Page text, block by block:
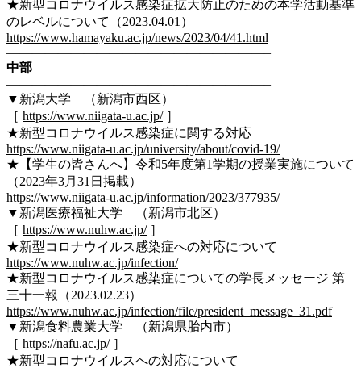
★新型コロナウイルス感染症拡大防止のための本学活動基準
のレベルについて（2023.04.01）
https://www.hamayaku.ac.jp/news/2023/04/41.html
————————————————————–
中部
————————————————————–
▼新潟大学 （新潟市西区）
［ https://www.niigata-u.ac.jp/］
★新型コロナウイルス感染症に関する対応
https://www.niigata-u.ac.jp/university/about/covid-19/
★【学生の皆さんへ】令和5年度第1学期の授業実施について
（2023年3月31日掲載）
https://www.niigata-u.ac.jp/information/2023/377935/
▼新潟医療福祉大学 （新潟市北区）
［ https://www.nuhw.ac.jp/］
★新型コロナウイルス感染症への対応について
https://www.nuhw.ac.jp/infection/
★新型コロナウイルス感染症についての学長メッセージ 第
三十一報（2023.02.23）
https://www.nuhw.ac.jp/infection/file/president_message_31.pdf
▼新潟食料農業大学 （新潟県胎内市）
［ https://nafu.ac.jp/］
★新型コロナウイルスへの対応について